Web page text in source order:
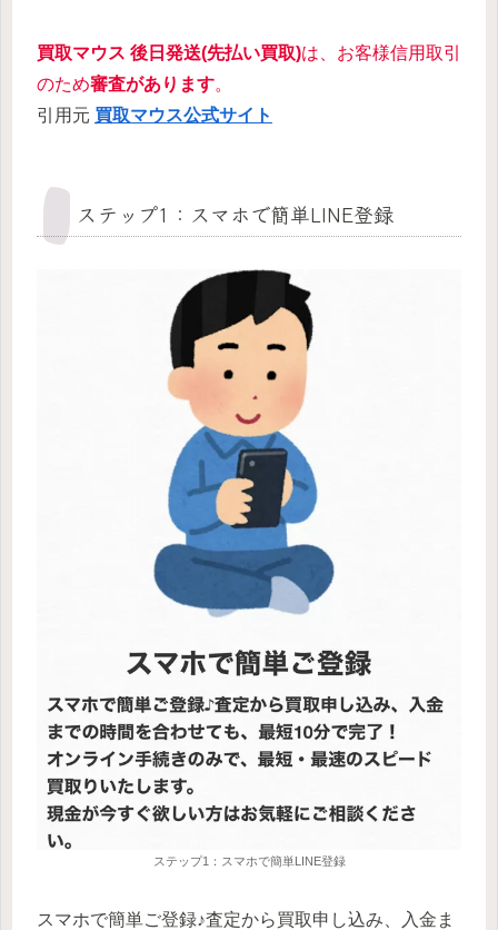
買取マウス 後日発送(先払い買取)は、お客様信用取引
のため審査があります。
引用元 買取マウス公式サイト
ステップ1：スマホで簡単LINE登録
ステップ1：スマホで簡単LINE登録
スマホで簡単ご登録♪査定から買取申し込み、入金ま